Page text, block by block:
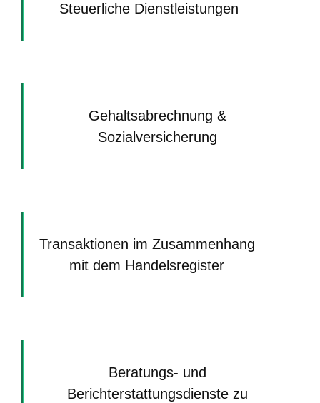
Steuerliche Dienstleistungen
Gehaltsabrechnung &
Sozialversicherung
Transaktionen im Zusammenhang
mit dem Handelsregister
Beratungs- und
Berichterstattungsdienste zu